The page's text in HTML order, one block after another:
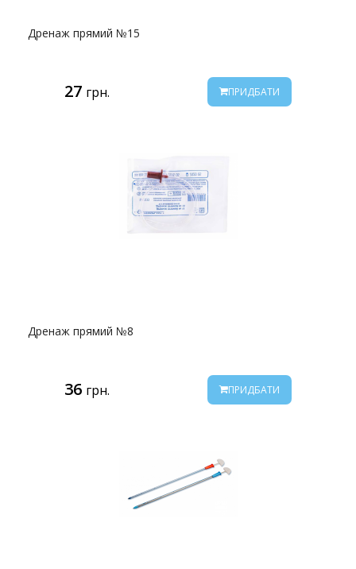
Дренаж прямий №15
27 грн. ПРИДБАТИ
Дренаж прямий №8
36 грн. ПРИДБАТИ